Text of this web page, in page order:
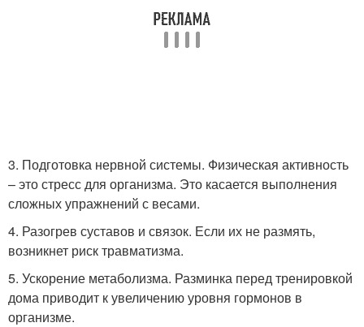
3. Подготовка нервной системы. Физическая активность
– это стресс для организма. Это касается выполнения
сложных упражнений с весами.
4. Разогрев суставов и связок. Если их не размять,
возникнет риск травматизма.
5. Ускорение метаболизма. Разминка перед тренировкой
дома приводит к увеличению уровня гормонов в
организме.